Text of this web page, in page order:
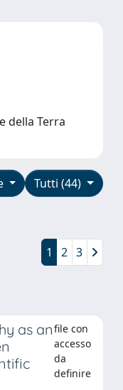
della Terra
Tutti (44)
1 2 3
as anfile con
accesso
da
definire